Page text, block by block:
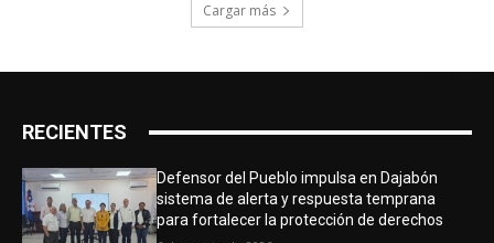
Cargar más
RECIENTES
Defensor del Pueblo impulsa en Dajabón
sistema de alerta y respuesta temprana
para fortalecer la protección de derechos